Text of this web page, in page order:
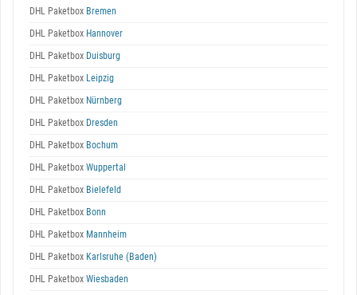
DHL Paketbox Bremen
DHL Paketbox Hannover
DHL Paketbox Duisburg
DHL Paketbox Leipzig
DHL Paketbox Nürnberg
DHL Paketbox Dresden
DHL Paketbox Bochum
DHL Paketbox Wuppertal
DHL Paketbox Bielefeld
DHL Paketbox Bonn
DHL Paketbox Mannheim
DHL Paketbox Karlsruhe (Baden)
DHL Paketbox Wiesbaden